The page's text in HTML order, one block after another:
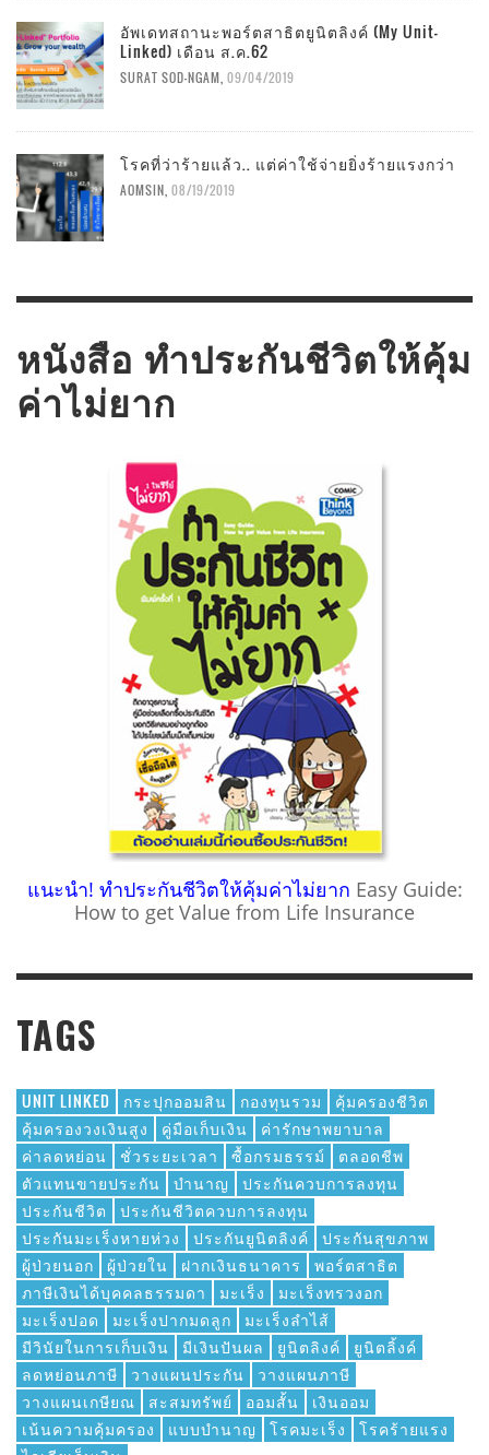
อัพเดทสถานะพอร์ตสาธิตยูนิตลิงค์ (My Unit-
Linked) เดือน ส.ค.62
SURAT SOD-NGAM 09/04/2019
โรคที่ว่าร้ายแล้ว.. แต่ค่าใช้จ่ายยิ่งร้ายแรงกว่า
AOMSIN 08/19/2019
หนังสือ ทำประกันชีวิตให้คุ้ม
ค่าไม่ยาก
แนะนำ! ทำประกันชีวิตให้คุ้มค่าไม่ยาก Easy Guide:
How to get Value from Life Insurance
TAGS
UNIT LINKED กระปุกออมสิน กองทุนรวม
คุ้มครองชีวิต
คุ้มครองวงเงินสูง
คู่มือเก็บเงิน
ค่ารักษาพยาบาล
ค่าลดหย่อน
ชั่วระยะเวลา ซื้อกรมธรรม์
ตลอดชีพ
ตัวแทนขายประกัน
บำนาญ
ประกันควบการลงทุน
ประกันชีวิต
ประกันชีวิตควบการลงทุน
ประกันมะเร็งหายห่วง
ประกันยูนิตลิงค์
ประกันสุขภาพ
ผู้ป่วยนอก
ผู้ป่วยใน ฝากเงินธนาคาร
พอร์ตสาธิต
ภาษีเงินได้บุคคลธรรมดา
มะเร็ง
มะเร็งทรวงอก
มะเร็งปอด
มะเร็งปากมดลูก
มะเร็งลำไส้
มีวินัยในการเก็บเงิน
มีเงินปันผล ยูนิตลิงค์
ยูนิตลิ้งค์
ลดหย่อนภาษี
วางแผนประกัน
วางแผนภาษี
วางแผนเกษียณ
สะสมทรัพย์ ออมสั้น
เงินออม
เน้นความคุ้มครอง
แบบบำนาญ โรคมะเร็ง
โรคร้ายแรง